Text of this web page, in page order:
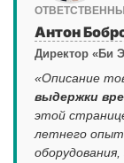
Антон
Директор «Би
«Описание
выдержки
этой
летнего